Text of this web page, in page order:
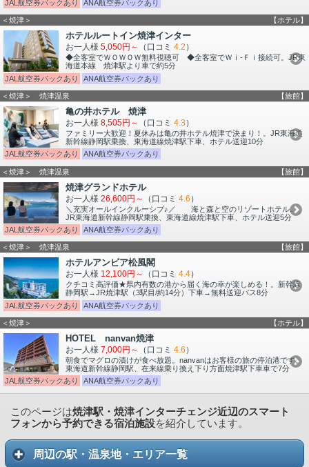
JAL航空券パックあり ANA航空券パックあり
＜焼津＞ 【ホテル】
ホテルルートイン焼津インター
お一人様 5,050円～ （口コミ 4.2 ）
◆全客室でＷＯＷＯＷ無料視聴可 ◆全客室でＷｉ-Ｆｉ接続可。JR東
海道本線 焼津駅より車で約5分
JAL航空券パックあり
ANA航空券パックあり
＜焼津＞ 焼津温泉 【旅館】
亀の井ホテル 焼津
お一人様 8,505円～ （口コミ 4.3）
ファミリー大歓迎！夏休みは亀の井ホテル焼津で決まり！。JR東海道
新幹線静岡駅乗換、東海道線焼津駅下車、ホテル送迎10分
JAL航空券パックあり
ANA航空券パックあり
＜焼津＞ 焼津温泉 【旅館】
焼津グランドホテル
お一人様 26,600円～ （口コミ 4.6 ）
＼充実オールインクルーシブ♪／ 海と森と空のリゾートホテル。
JR東海道新幹線静岡駅乗換、東海道線焼津駅下車、ホテル送迎5分
JAL航空券パックあり
ANA航空券パックあり
＜焼津＞ 焼津温泉 【旅館】
ホテルアンビア松風閣
お一人様 12,100円～ （口コミ 4.4）
クチコミ高評価★県内有数の港から届く海の幸が楽しめる！。新幹線
静岡駅→JR焼津駅（3駅目/約14分）下車→無料送迎バス8分
JAL航空券パックあり
ANA航空券パックあり
＜焼津＞ 【ホテル】
HOTEL nanvan焼津
お一人様 7,000円～ （口コミ 4.6 ）
朝食でマグロの漬けが食べ放題。nanvanはお客様の旅の停泊港です。
東海道新幹線静岡駅、在来線乗り換え下り方面焼津駅下車車で7分
JAL航空券パックあり
ANA航空券パックあり
このページは焼津駅・焼津インターチェンジ近辺のスマート
フォンから予約できる宿泊施設を紹介しています。
周辺の駅・温泉地・エリア一覧